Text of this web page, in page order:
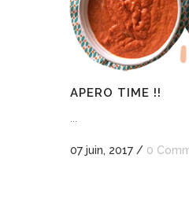
APERO TIME !!
07 juin, 2017 / 0